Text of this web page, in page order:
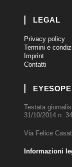
LEGAL
Privacy policy
Termini e
Imprint
Contatti
Testata
31/10/2014 n.
Via Felice
Informazioni